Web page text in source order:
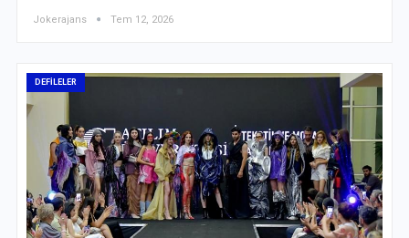
Jokerajans May 23, 2026
HABERLER